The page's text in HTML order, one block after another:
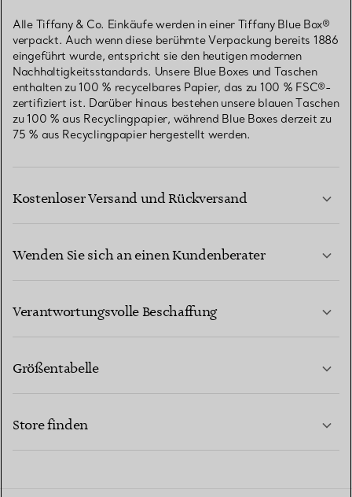
Alle Tiffany & Co. Einkäufe werden in einer Tiffany Blue Box®
verpackt. Auch wenn diese berühmte Verpackung bereits 1886
eingeführt wurde, entspricht sie den heutigen modernen
Nachhaltigkeitsstandards. Unsere Blue Boxes und Taschen
enthalten zu 100 % recycelbares Papier, das zu 100 % FSC®-
zertifiziert ist. Darüber hinaus bestehen unsere blauen Taschen
zu 100 % aus Recyclingpapier, während Blue Boxes derzeit zu
75 % aus Recyclingpapier hergestellt werden.
Kostenloser Versand und Rückversand
Wenden Sie sich an einen Kundenberater
Verantwortungsvolle Beschaffung
Größentabelle
Store finden